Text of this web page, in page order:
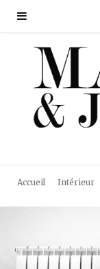
Accueil Intérieur